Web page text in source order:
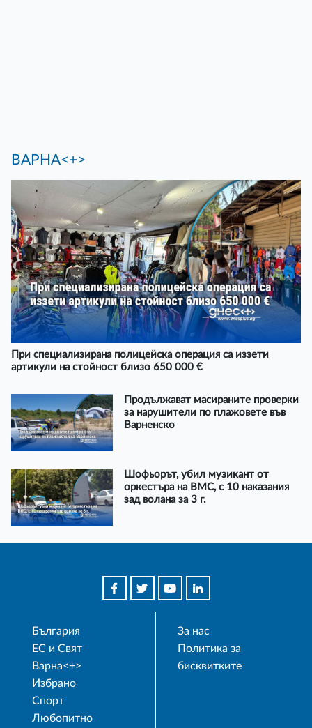
ВАРНА<+>
При специализирана полицейска операция са иззети
артикули на стойност близо 650 000 €
Продължават масираните проверки
за нарушители по плажовете във
Варненско
Шофьорът, убил музикант от
оркестъра на ВМС, с 10 наказания
зад волана за 3 г.
България
ЕС и Свят
Варна<+>
Избрано
Спорт
Любопитно
За нас
Политика за
бисквитките